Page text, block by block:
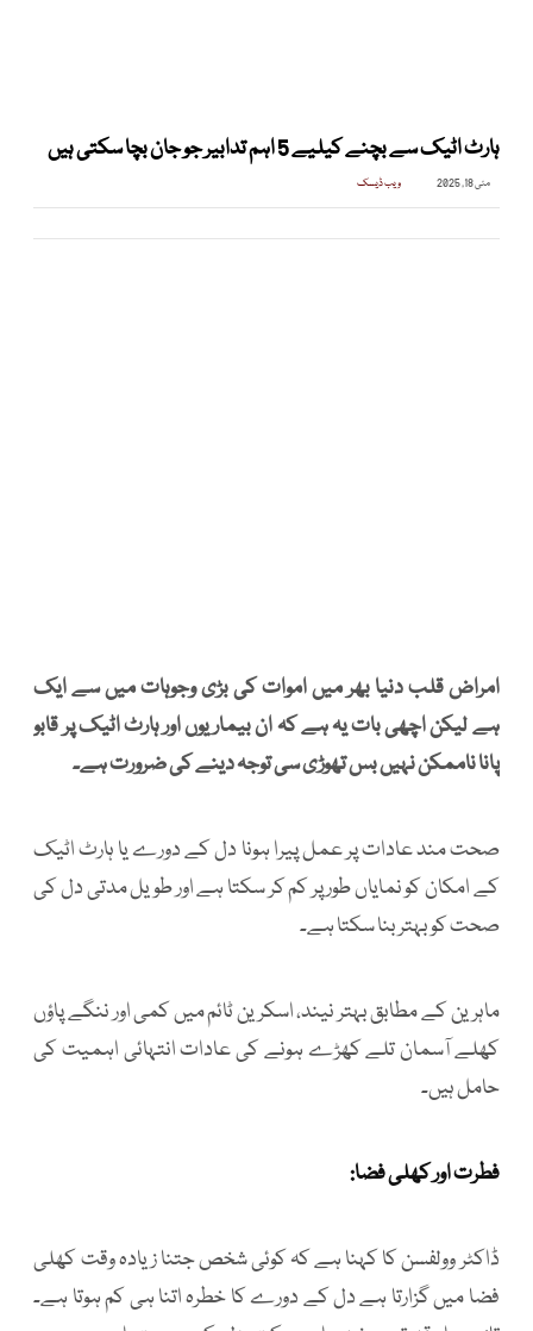
ہارٹ اٹیک سے بچنے کیلیے 5 اہم تدابیر جو جان بچا سکتی ہیں
مئی 18, 2025 ویب ڈیسک
امراض قلب دنیا بھر میں اموات کی بڑی وجوہات میں سے ایک
ہے لیکن اچھی بات یہ ہے کہ ان بیماریوں اور ہارٹ اٹیک پر قابو
پانا ناممکن نہیں بس تھوڑی سی توجہ دینے کی ضرورت ہے۔
صحت مند عادات پر عمل پیرا ہونا دل کے دورے یا ہارٹ اٹیک
کے امکان کو نمایاں طور پر کم کر سکتا ہے اور طویل مدتی دل کی
صحت کو بہتر بنا سکتا ہے۔
ماہرین کے مطابق بہتر نیند، اسکرین ٹائم میں کمی اور ننگے پاؤں
کھلے آسمان تلے کھڑے ہونے کی عادات انتہائی اہمیت کی
حامل ہیں۔
فطرت اور کھلی فضا:
ڈاکٹر وولفسن کا کہنا ہے کہ کوئی شخص جتنا زیادہ وقت کھلی
فضا میں گزارتا ہے دل کے دورے کا خطرہ اتنا ہی کم ہوتا ہے۔